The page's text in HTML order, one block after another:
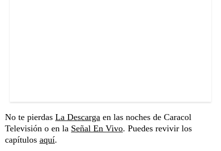
No te pierdas La Descarga en las noches de Caracol
Televisión o en la Señal En Vivo. Puedes revivir los
capítulos aquí.